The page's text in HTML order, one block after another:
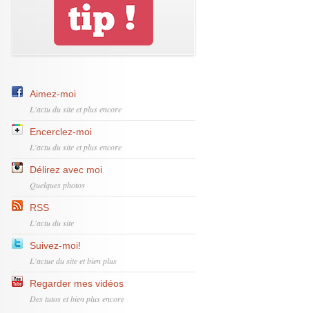
Aimez-moi
L'actu du site et plus encore
Encerclez-moi
L'actu du site et plus encore
Délirez avec moi
Quelques photos
RSS
L'actu du site
Suivez-moi!
L'actue du site et bien plus
Regarder mes vidéos
Des tutos et bien plus encore